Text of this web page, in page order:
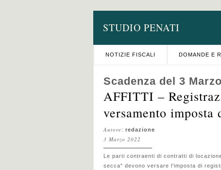
STUDIO PENATI
NOTIZIE FISCALI DOMANDE E
Scadenza del 3
AFFITTI –
versamento imposta
Autore: redazione
3 Marzo 2022
Le parti contraenti di contratti di
secca" devono versare l'imposta di